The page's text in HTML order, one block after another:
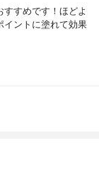
すめです！ほどよ
イントに塗れて効果